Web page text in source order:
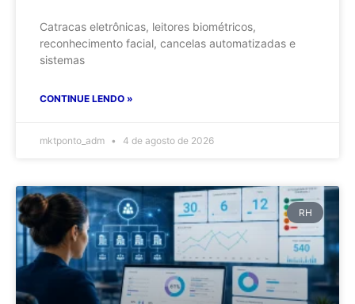
Catracas eletrônicas, leitores biométricos,
reconhecimento facial, cancelas automatizadas e
sistemas
CONTINUE LENDO »
mktponto_adm 4 de agosto de 2026
RH